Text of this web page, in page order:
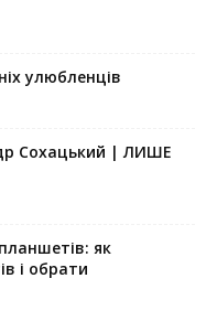
улюбленців
Сохацький | ЛИШЕ
як
і обрати